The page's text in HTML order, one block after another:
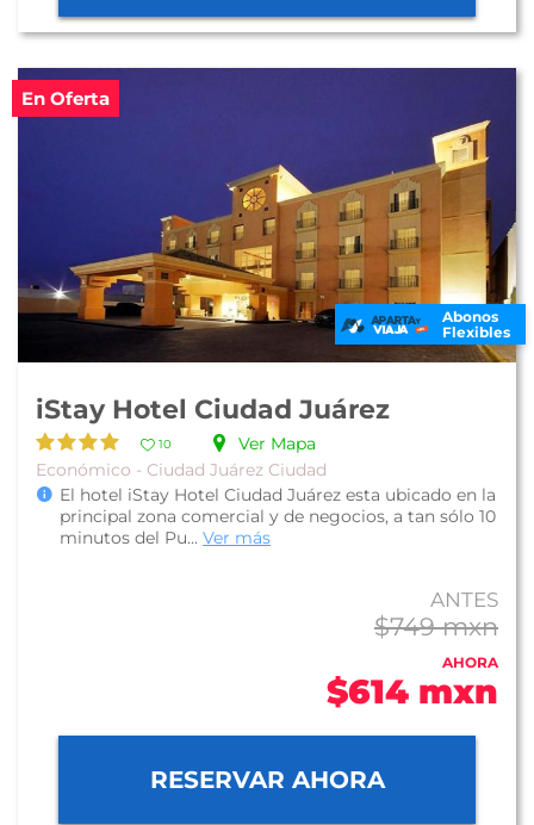
En Oferta
Abonos
Flexibles
iStay Hotel Ciudad Juárez
10
Ver Mapa
Económico - Ciudad Juárez Ciudad
El hotel iStay Hotel Ciudad Juárez esta ubicado en la
principal zona comercial y de negocios, a tan sólo 10
minutos del Pu... Ver más
ANTES
$749 mxn
AHORA
$614 mxn
RESERVAR AHORA